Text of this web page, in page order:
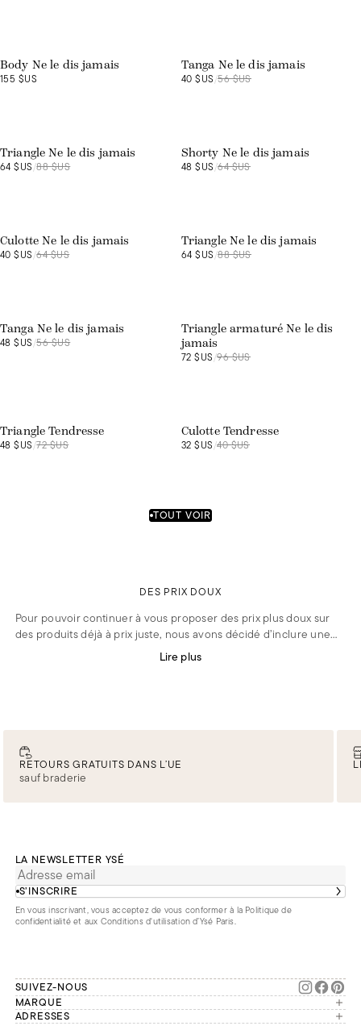
Body Ne le dis jamais
155 $US
Tanga Ne le dis jamais
40 $US/56 $US
Triangle Ne le dis jamais
64 $US/88 $US
Shorty Ne le dis jamais
48 $US/64 $US
Culotte Ne le dis jamais
40 $US/64 $US
Triangle Ne le dis jamais
64 $US/88 $US
Tanga Ne le dis jamais
48 $US/56 $US
Triangle armaturé Ne le dis
jamais
72 $US/96 $US
Triangle Tendresse
48 $US/72 $US
Culotte Tendresse
32 $US/40 $US
TOUT VOIR
DES PRIX DOUX
Pour pouvoir continuer à vous proposer des prix plus doux sur
des produits déjà à prix juste, nous avons décidé d’inclure une
petite participation de 3€ pour les retours postaux qui
contiennent 100% de produits soldés. Plus d’informations
Lire plus
RETOURS GRATUITS DANS L’UE
sauf braderie
LA NEWSLETTER YSÉ
S’INSCRIRE
En vous inscrivant, vous acceptez de vous conformer à la Politique de
confidentialitéet aux Conditions d'utilisation d’Ysé Paris.
SUIVEZ-NOUS
MARQUE
Manifesto
ADRESSES